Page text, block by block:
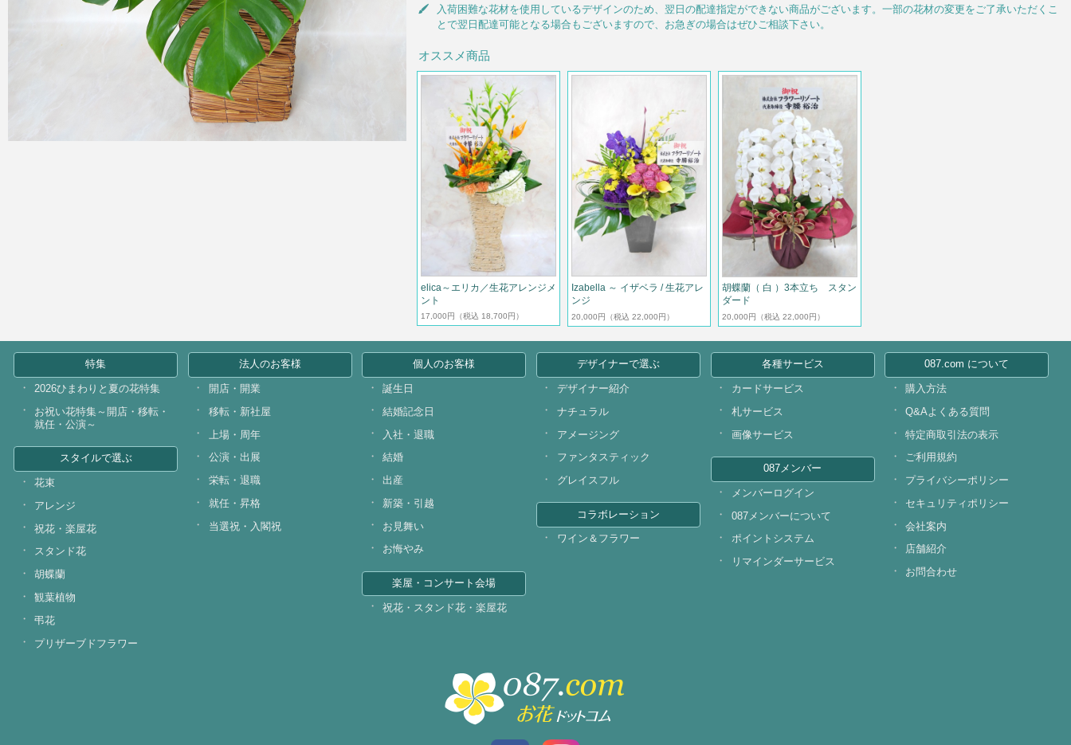
入荷困難な花材を使用しているデザインのため、翌日の配達指定ができない商品がございます。一部の花材の変更をご了承いただくこ
とで翌日配達可能となる場合もございますので、お急ぎの場合はぜひご相談下さい。
オススメ商品
elica～エリカ／生花アレンジメ
ント
17,000円 （税込 18,700円）
Izabella ～ イザベラ / 生花アレ
ンジ
20,000円 （税込 22,000円）
胡蝶蘭（ 白 ）3本立ち スタン
ダード
20,000円 （税込 22,000円）
特集
2026ひまわりと夏の花特集
お祝い花特集～開店・移転・
就任・公演～
スタイルで選ぶ
花束
アレンジ
祝花・楽屋花
スタンド花
胡蝶蘭
観葉植物
弔花
プリザーブドフラワー
法人のお客様
開店・開業
移転・新社屋
上場・周年
公演・出展
栄転・退職
就任・昇格
当選祝・入閣祝
個人のお客様
誕生日
結婚記念日
入社・退職
結婚
出産
新築・引越
お見舞い
お悔やみ
楽屋・コンサート会場
祝花・スタンド花・楽屋花
デザイナーで選ぶ
デザイナー紹介
ナチュラル
アメージング
ファンタスティック
グレイスフル
コラボレーション
ワイン＆フラワー
各種サービス
カードサービス
札サービス
画像サービス
087メンバー
メンバーログイン
087メンバーについて
ポイントシステム
リマインダーサービス
087.com について
購入方法
Q&Aよくある質問
特定商取引法の表示
ご利用規約
プライバシーポリシー
セキュリティポリシー
会社案内
店舗紹介
お問合わせ